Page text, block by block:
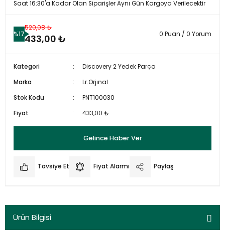
Saat 16:30'a Kadar Olan Siparişler Aynı Gün Kargoya Verilecektir
%17
520,08 ₺
433,00 ₺ 0 Puan / 0 Yorum
Kategori
Discovery 2 Yedek Parça
Marka
Lr.Orjınal
Stok Kodu
PNT100030
Fiyat
433,00 ₺
Gelince Haber Ver
Tavsiye Et Fiyat Alarmı Paylaş
Ürün Bilgisi